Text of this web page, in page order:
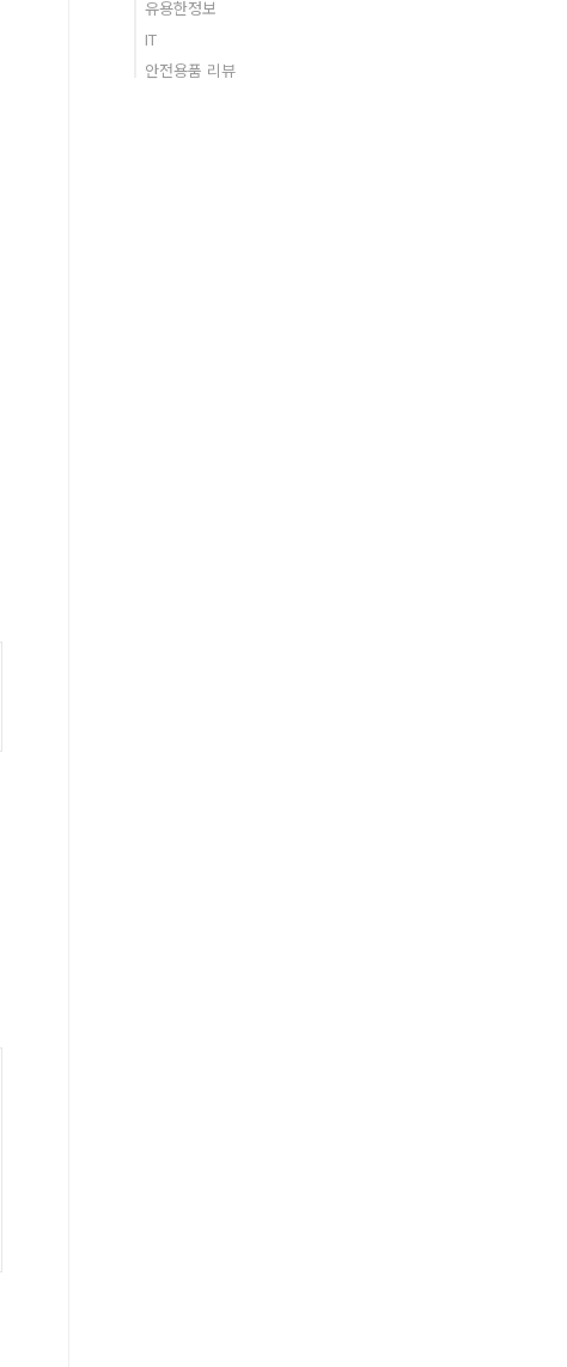
유용한정보
IT
안전용품 리뷰